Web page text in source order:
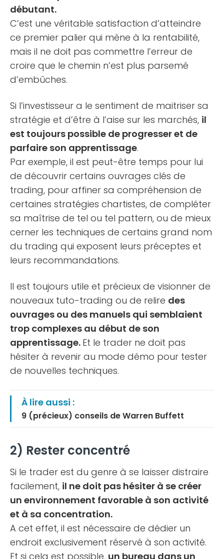
débutant.
C’est une véritable satisfaction d’atteindre
ce premier palier qui mène à la rentabilité,
mais il ne doit pas commettre l’erreur de
croire que le chemin n’est plus parsemé
d’embûches.
Si l’investisseur a le sentiment de maitriser sa
stratégie et d’être à l’aise sur les marchés, il
est toujours possible de progresser et de
parfaire son apprentissage.
Par exemple, il est peut-être temps pour lui
de découvrir certains ouvrages clés de
trading, pour affiner sa compréhension de
certaines stratégies chartistes, de compléter
sa maîtrise de tel ou tel pattern, ou de mieux
cerner les techniques de certains grand nom
du trading qui exposent leurs préceptes et
leurs recommandations.
Il est toujours utile et précieux de visionner de
nouveaux tuto-trading ou de relire des
ouvrages ou des manuels qui semblaient
trop complexes au début de son
apprentissage. Et le trader ne doit pas
hésiter à revenir au mode démo pour tester
de nouvelles techniques.
À lire aussi :
9 (précieux) conseils de Warren Buffett
2) Rester concentré
Si le trader est du genre à se laisser distraire
facilement, il ne doit pas hésiter à se créer
un environnement favorable à son activité
et à sa concentration.
A cet effet, il est nécessaire de dédier un
endroit exclusivement réservé à son activité.
Et si cela est possible, un bureau dans un